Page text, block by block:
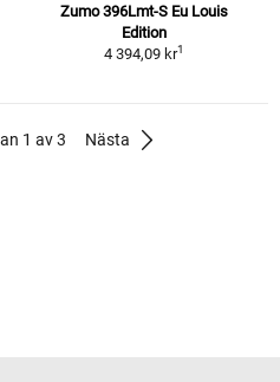
Zumo 396Lmt-S Eu Louis
Edition
4 394,09 kr1
1 av 3 Nästa